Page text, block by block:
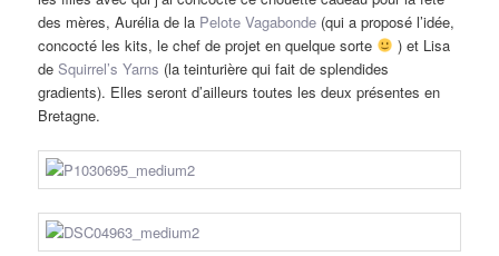
des mères, Aurélia de la Pelote Vagabonde (qui a proposé l’idée,
concocté les kits, le chef de projet en quelque sorte
) et Lisa
deSquirrel’s Yarns (la teinturière qui fait de splendides
gradients). Elles seront d’ailleurs toutes les deux présentes en
Bretagne.